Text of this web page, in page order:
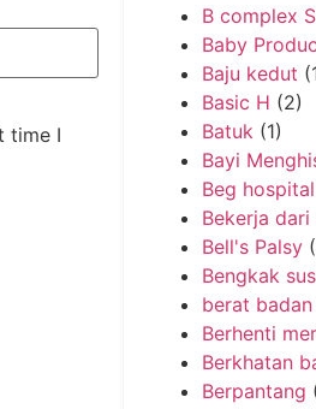
time I
B complex
Baby
Baju kedut
Basic H (2)
Batuk (1)
Bayi
Beg hospital
Bekerja dari
Bell's Palsy
Bengkak
berat
Berhenti
Berkhatan
Berpantang